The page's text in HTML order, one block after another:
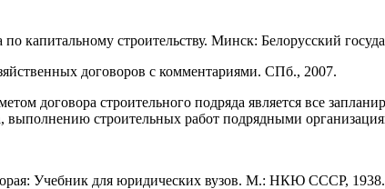
капитальному строительству. Минск: Белорусский
договоров с комментариями. СПб., 2007.
договора строительного подряда является все
выполнению строительных работ подрядными
Учебник для юридических вузов. М.: НКЮ СССР,